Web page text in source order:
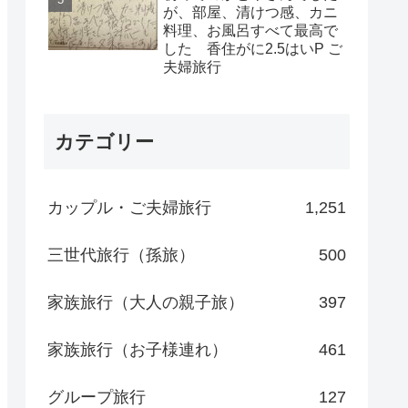
が、部屋、清けつ感、カニ
料理、お風呂すべて最高で
した 香住がに2.5はいP ご
夫婦旅行
カテゴリー
カップル・ご夫婦旅行 1,251
三世代旅行（孫旅） 500
家族旅行（大人の親子旅） 397
家族旅行（お子様連れ） 461
グループ旅行 127